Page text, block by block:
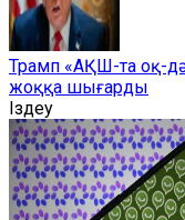
Трамп «АҚШ-та оқ-
жоққа шығарды
Іздеу